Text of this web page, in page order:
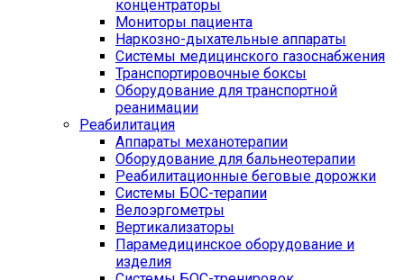
концентраторы
Мониторы пациента
Наркозно-дыхательные аппараты
Системы медицинского газоснабжения
Транспортировочные боксы
Оборудование для транспортной
реанимации
Реабилитация
Аппараты механотерапии
Оборудование для бальнеотерапии
Реабилитационные беговые дорожки
Системы БОС-терапии
Велоэргометры
Вертикализаторы
Парамедицинское оборудование и
изделия